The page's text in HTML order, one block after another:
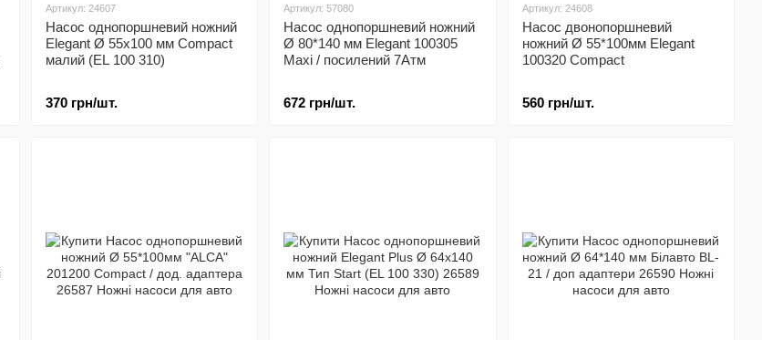
Артикул: 24607
Насос однопоршневий ножний
Elegant Ø 55x100 мм Compact
малий (EL 100 310)
370 грн/шт.
Артикул: 57080
Насос однопоршневий ножний
Ø 80*140 мм Elegant 100305
Maxi / посилений 7Атм
672 грн/шт.
Артикул: 24608
Насос двонопоршневий
ножний Ø 55*100мм Elegant
100320 Compact
560 грн/шт.